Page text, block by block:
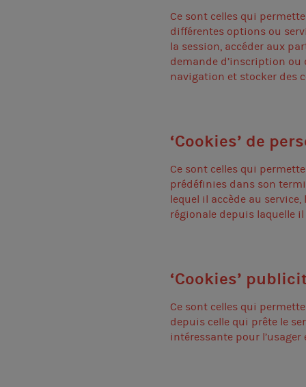
Ce sont celles qui
différentes options ou
la session, accéder aux
demande d’inscription
navigation et stocker des
‘Cookies’ de
Ce sont celles qui
prédéfinies dans son
lequel il accède au
régionale depuis laquelle il
‘Cookies’
Ce sont celles qui
depuis celle qui prête le
intéressante pour